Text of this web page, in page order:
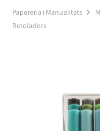
Papereria i Manualitats
Retoladors